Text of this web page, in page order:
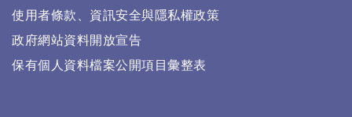
使用者條款、資訊安全與隱私權政策
政府網站資料開放宣告
保有個人資料檔案公開項目彙整表